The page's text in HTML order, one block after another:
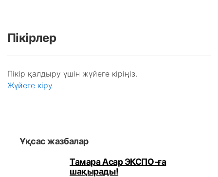
Пікірлер
Пікір қалдыру үшін жүйеге кіріңіз.
Жүйеге кіру
Ұқсас жазбалар
Тамара Асар ЭКСПО-ға
шақырады!